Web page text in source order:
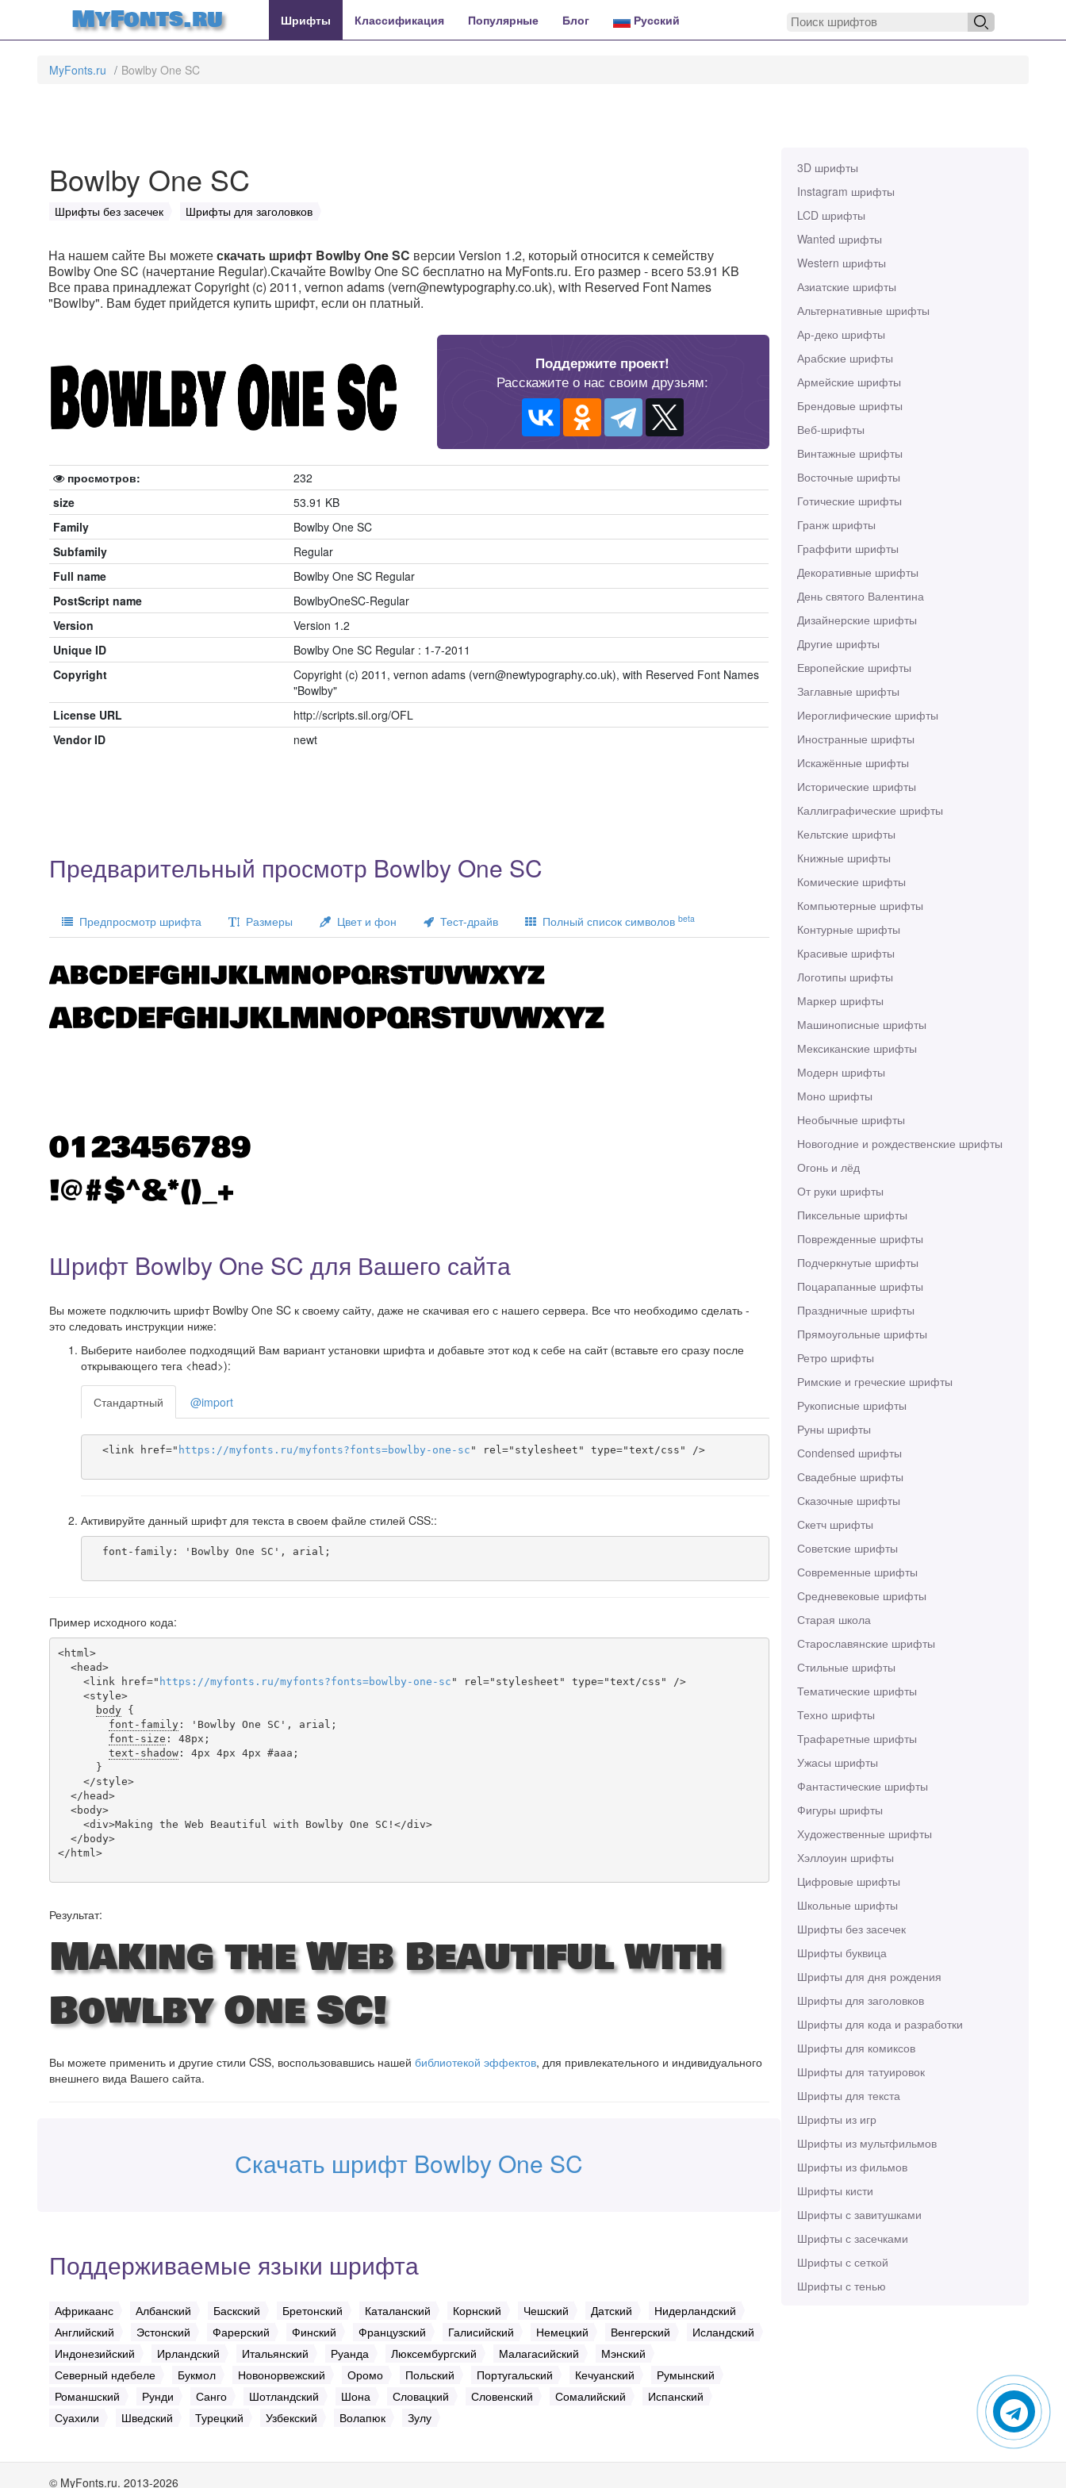
MyFonts.ru Шрифты Классификация Популярные Блог Русский
MyFonts.ru Bowlby One SC
3D шрифты
Instagram шрифты
LCD шрифты
Wanted шрифты
Western шрифты
Азиатские шрифты
Альтернативные шрифты
Ар-деко шрифты
Арабские шрифты
Армейские шрифты
Брендовые шрифты
Веб-шрифты
Винтажные шрифты
Восточные шрифты
Готические шрифты
Гранж шрифты
Граффити шрифты
Декоративные шрифты
День святого Валентина
Дизайнерские шрифты
Другие шрифты
Европейские шрифты
Заглавные шрифты
Иероглифические шрифты
Иностранные шрифты
Искажённые шрифты
Исторические шрифты
Каллиграфические шрифты
Кельтские шрифты
Книжные шрифты
Комические шрифты
Компьютерные шрифты
Контурные шрифты
Красивые шрифты
Логотипы шрифты
Маркер шрифты
Машинописные шрифты
Мексиканские шрифты
Модерн шрифты
Моно шрифты
Необычные шрифты
Новогодние и рождественские шрифты
Огонь и лёд
От руки шрифты
Пиксельные шрифты
Поврежденные шрифты
Подчеркнутые шрифты
Поцарапанные шрифты
Праздничные шрифты
Прямоугольные шрифты
Ретро шрифты
Римские и греческие шрифты
Рукописные шрифты
Руны шрифты
Сondensed шрифты
Свадебные шрифты
Сказочные шрифты
Скетч шрифты
Советские шрифты
Современные шрифты
Средневековые шрифты
Старая школа
Старославянские шрифты
Стильные шрифты
Тематические шрифты
Техно шрифты
Трафаретные шрифты
Ужасы шрифты
Фантастические шрифты
Фигуры шрифты
Художественные шрифты
Хэллоуин шрифты
Цифровые шрифты
Школьные шрифты
Шрифты без засечек
Шрифты буквица
Шрифты для дня рождения
Шрифты для заголовков
Шрифты для кода и разработки
Шрифты для комиксов
Шрифты для татуировок
Шрифты для текста
Шрифты из игр
Шрифты из мультфильмов
Шрифты из фильмов
Шрифты кисти
Шрифты с завитушками
Шрифты с засечками
Шрифты с сеткой
Шрифты с тенью
Bowlby One SC
Шрифты без засечек Шрифты для заголовков
На нашем сайте Вы можетескачать шрифт Bowlby One SC версии Version 1.2, который относится к семейству
Bowlby One SC (начертание Regular).Скачайте Bowlby One SC бесплатно на MyFonts.ru. Его размер - всего 53.91 KB
Все права принадлежат Copyright (c) 2011, vernon adams (vern@newtypography.co.uk), with Reserved Font Names
"Bowlby". Вам будет прийдется купить шрифт, если он платный.
Поддержите проект!
Расскажите о нас своим друзьям:
просмотров:
232
size
53.91 KB
Family
Bowlby One SC
Subfamily
Regular
Full name
Bowlby One SC Regular
PostScript name
BowlbyOneSC-Regular
Version
Version 1.2
Unique ID
Bowlby One SC Regular : 1-7-2011
Copyright
Copyright (c) 2011, vernon adams (vern@newtypography.co.uk), with Reserved Font Names
"Bowlby"
License URL
http://scripts.sil.org/OFL
Vendor ID
newt
Предварительный просмотр Bowlby One SC
Предпросмотр шрифта Размеры Цвет и фон Тест-драйв Полный список символов beta
Шрифт Bowlby One SC для Вашего сайта
Вы можете подключить шрифт Bowlby One SC к своему сайту, даже не скачивая его с нашего сервера. Все что необходимо сделать -
это следовать инструкции ниже:
Выберите наиболее подходящий Вам вариант установки шрифта и добавьте этот код к себе на сайт (вставьте его сразу после
открывающего тега <head>):
Стандартный @import
  <link href="
https ://myfonts . ru /myfonts?fonts=bowlby-one-sc " rel="stylesheet" type="text/css" />
Активируйте данный шрифт для текста в своем файле стилей CSS::
Пример исходного кода:
<html>
    <link href="
https ://myfonts . ru /myfonts?fonts=bowlby-one-sc " rel="stylesheet" type="text/css" />
body {
font-family: 'Bowlby One SC', arial;
font-size : 48px;
text-shadow: 4px 4px 4px #aaa;
</html>
Результат:
Making the Web Beautiful with
Bowlby One SC!
Вы можете применить и другие стили CSS, воспользовавшись нашей библиотекой эффектов, для привлекательного и индивидуального
внешнего вида Вашего сайта.
Скачать шрифт Bowlby One SC
Поддерживаемые языки шрифта
Африкаанс Албанский Баскский Бретонский Каталанский Корнский Чешский Датский
Нидерландский
Английский
Эстонский Фарерский Финский Французский Галисийский Немецкий Венгерский
Исландский
Индонезийский
Ирландский Итальянский Руанда Люксембургский Малагасийский
Мэнский
Северный ндебеле
Букмол Новонорвежский Оромо Польский Португальский Кечуанский
Румынский
Романшский
Рунди Санго Шотландский Шона Словацкий Словенский Сомалийский
Испанский
Суахили
Шведский Турецкий Узбекский Волапюк Зулу
© MyFonts.ru. 2013-2026